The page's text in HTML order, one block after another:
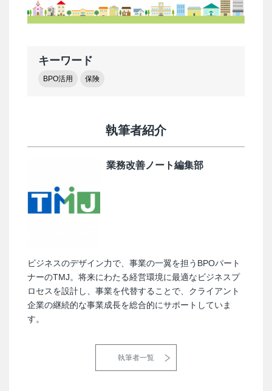
キーワード
BPO活用 保険
執筆者紹介
業務改善ノート編集部
ビジネスのデザイン力で、事業の一翼を担うBPOパート
ナーのTMJ。将来にわたる経営環境に最適なビジネスプ
ロセスを設計し、事業を代替することで、クライアント
企業の継続的な事業成長を総合的にサポートしていま
す。
執筆者一覧